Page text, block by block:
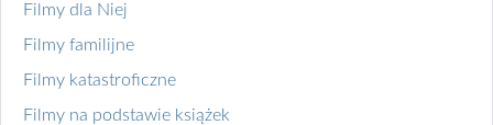
Filmy dla Niej
Filmy familijne
Filmy katastroficzne
Filmy na podstawie książek